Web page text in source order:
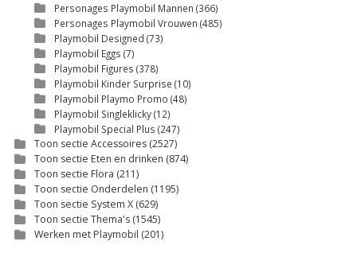
Personages Playmobil Mannen (366)
Personages Playmobil Vrouwen (485)
Playmobil Designed (73)
Playmobil Eggs (7)
Playmobil Figures (378)
Playmobil Kinder Surprise (10)
Playmobil Playmo Promo (48)
Playmobil Singleklicky(12)
Playmobil Special Plus (247)
Toon sectie Accessoires (2527)
Toon sectie Eten en drinken (874)
Toon sectie Flora (211)
Toon sectie Onderdelen (1195)
Toon sectie System X (629)
Toon sectie Thema's (1545)
Werken met Playmobil (201)